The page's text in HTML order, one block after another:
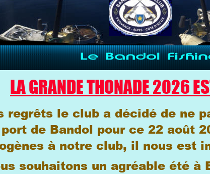
LA GRANDE THONADE 2026
regrêts le club a décidé de ne
de Bandol pour ce 22 août
à notre club, il nous est
souhaitons un agréable été à